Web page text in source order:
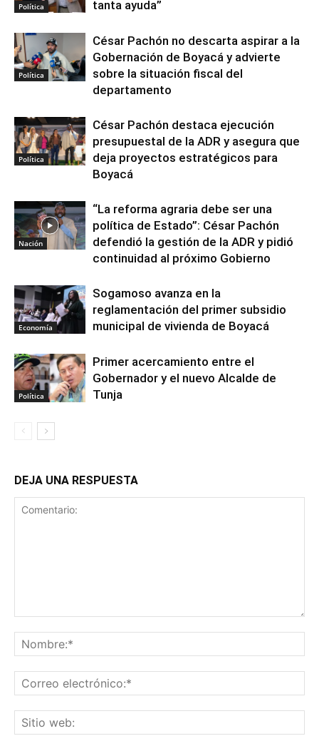
Política
tanta ayuda”
Política
César Pachón no descarta aspirar a la
Gobernación de Boyacá y advierte
sobre la situación fiscal del
departamento
Política
César Pachón destaca ejecución
presupuestal de la ADR y asegura que
deja proyectos estratégicos para
Boyacá
Nación
“La reforma agraria debe ser una
política de Estado”: César Pachón
defendió la gestión de la ADR y pidió
continuidad al próximo Gobierno
Economía
Sogamoso avanza en la
reglamentación del primer subsidio
municipal de vivienda de Boyacá
Política
Primer acercamiento entre el
Gobernador y el nuevo Alcalde de
Tunja
DEJA UNA RESPUESTA